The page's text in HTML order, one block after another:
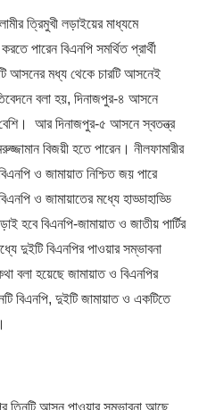
ত্রিমুখী লড়াইয়ের মাধ্যমে
পারেন বিএনপি সমর্থিত প্রার্থী
আসনের মধ্য থেকে চারটি আসনেই
বলা হয়, দিনাজপুর-৪ আসনে
বেশি। আর দিনাজপুর-৫ আসনে স্বতন্ত্র
বিজয়ী হতে পারেন। নীলফামারীর
ও জামায়াত নিশ্চিত জয় পারে
ও জামায়াতের মধ্যে হাড্ডাহাড্ডি
বিএনপি-জামায়াত ও জাতীয় পার্টির
দুইটি বিএনপির পাওয়ার সম্ভাবনা
বলা হয়েছে জামায়াত ও বিএনপির
বিএনপি, দুইটি জামায়াত ও একটিতে
তিনটি আসন পাওয়ার সম্ভাবনা আছে